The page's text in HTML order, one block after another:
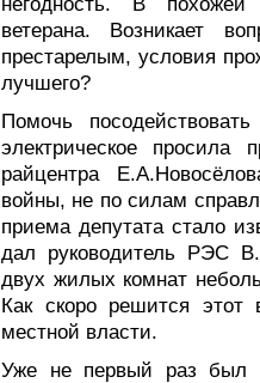
ветерана. Возникает
престарелым, условия
лучшего?
Помочь
электрическое
райцентра
войны, не по силам
приема депутата стало
дал руководитель РЭС
двух жилых комнат
Как скоро решится этот
местной власти.
Уже не первый раз был